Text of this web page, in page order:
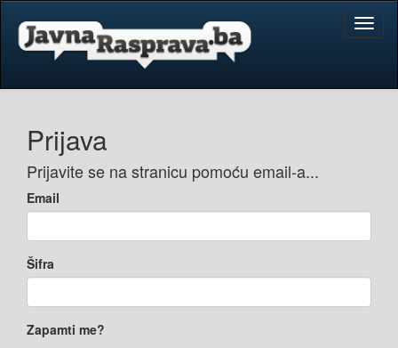
Prijava
Prijavite se na stranicu pomoću email-a...
Email
Šifra
Zapamti me?